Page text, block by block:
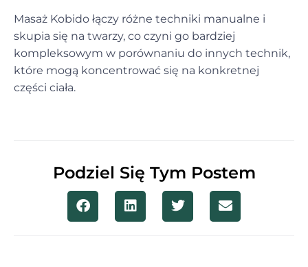
Masaż Kobido łączy różne techniki manualne i
skupia się na twarzy, co czyni go bardziej
kompleksowym w porównaniu do innych technik,
które mogą koncentrować się na konkretnej
części ciała.
Podziel Się Tym Postem